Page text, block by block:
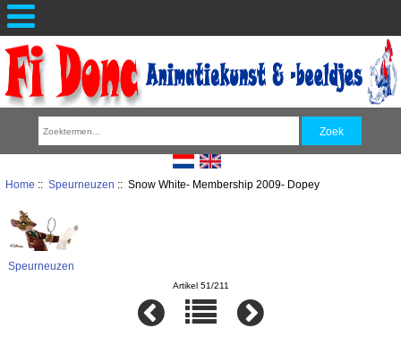
Home :: Speurneuzen :: Snow White- Membership 2009- Dopey
Speurneuzen
Artikel 51/211